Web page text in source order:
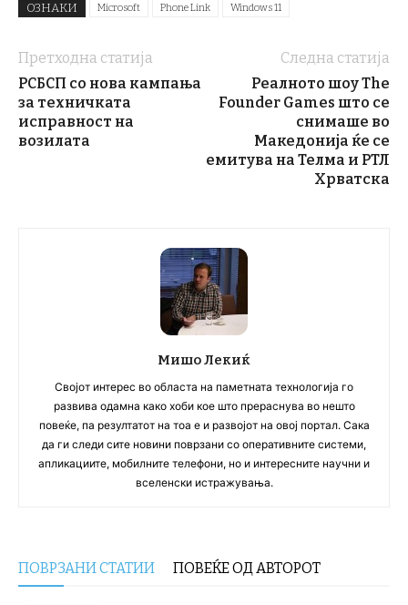
ОЗНАКИ Microsoft Phone Link Windows 11
Претходна статија
РСБСП со нова кампања
за техничката
исправност на
возилата
Следна статија
Реалното шоу The
Founder Games што се
снимаше во
Македонија ќе се
емитува на Телма и РТЛ
Хрватска
Мишо Лекиќ
Својот интерес во областа на паметната технологија го
развива одамна како хоби кое што прераснува во нешто
повеќе, па резултатот на тоа е и развојот на овој портал. Сака
да ги следи сите новини поврзани со оперативните системи,
апликациите, мобилните телефони, но и интересните научни и
вселенски истражувања.
ПОВРЗАНИ СТАТИИ ПОВЕЌЕ ОД АВТОРОТ